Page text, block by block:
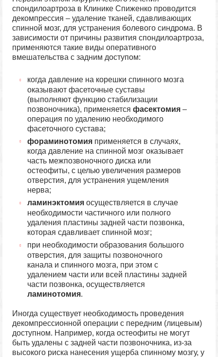
спондилоартроза в Клинике Спиженко проводится
декомпрессия – удаление тканей, сдавливающих
спинной мозг, для устранения болевого синдрома. В
зависимости от причины развития спондилоартроза,
применяются такие виды оперативного
вмешательства с задним доступом:
когда давление на корешки спинного мозга
оказывают фасеточные суставы
(выполняют функцию стабилизации
позвоночника), применяется фасектомия–
операция по удалению необходимого
фасеточного сустава;
фораминотомияприменяется в случаях,
когда давление на спинной мозг оказывает
часть межпозвоночного диска или
остеофиты, с целью увеличения размеров
отверстия, для устранения ущемления
нерва;
ламинэктомияосуществляется в случае
необходимости частичного или полного
удаления пластины задней части позвонка,
которая сдавливает спинной мозг;
при необходимости образования большого
отверстия, для защиты позвоночного
канала и спинного мозга, при этом с
удалением части или всей пластины задней
части позвонка, осуществляется
ламинотомия.
Иногда существует необходимость проведения
декомпрессионной операции с передним (лицевым)
доступном. Например, когда остеофиты не могут
быть удалены с задней части позвоночника, из-за
высокого риска нанесения ущерба спинному мозгу, у